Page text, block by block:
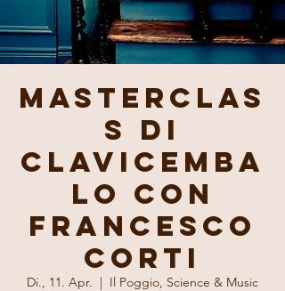
Masterclas
s di
Clavicemba
lo con
Francesco
Corti
Di., 11. Apr.
  |
Il Poggio, Science & Music